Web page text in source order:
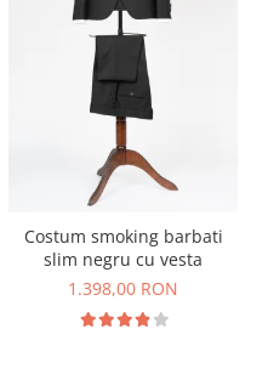
Costum smoking barbati
slim negru cu vesta
1.398,00 RON